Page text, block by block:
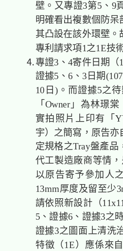
壁。又專證3第5、9
明確看出複數個防
其凸設在該外環壁。
專利請求項1之1E技
⒋專證3、4寄件日期（
證據5、6、3日期
10日)。而證據5之
「Owner」為林璟
實拍照片上印有「
宇）之簡寫，原告
定規格之Tray盤產
代工製造廠商等情
以原告寄予參加人
13mm厚度及留至少
請依照新設計（
5、證據6、證據3之
證據3之圖面上清洗
特徵（1E）應係來